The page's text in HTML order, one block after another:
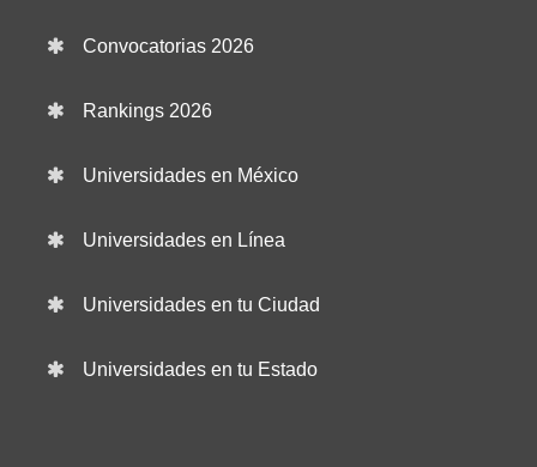
Convocatorias 2026
Rankings 2026
Universidades en México
Universidades en Línea
Universidades en tu Ciudad
Universidades en tu Estado